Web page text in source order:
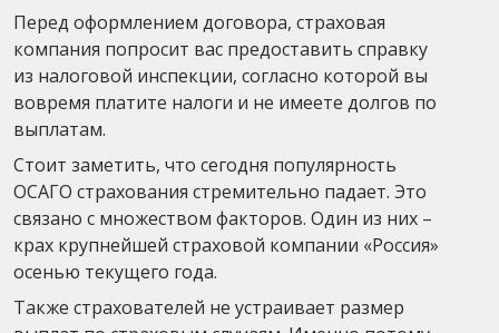
Перед оформлением договора, страховая
компания попросит вас предоставить справку
из налоговой инспекции, согласно которой вы
вовремя платите налоги и не имеете долгов по
выплатам.
Стоит заметить, что сегодня популярность
ОСАГО страхования стремительно падает. Это
связано с множеством факторов. Один из них –
крах крупнейшей страховой компании «Россия»
осенью текущего года.
Также страхователей не устраивает размер